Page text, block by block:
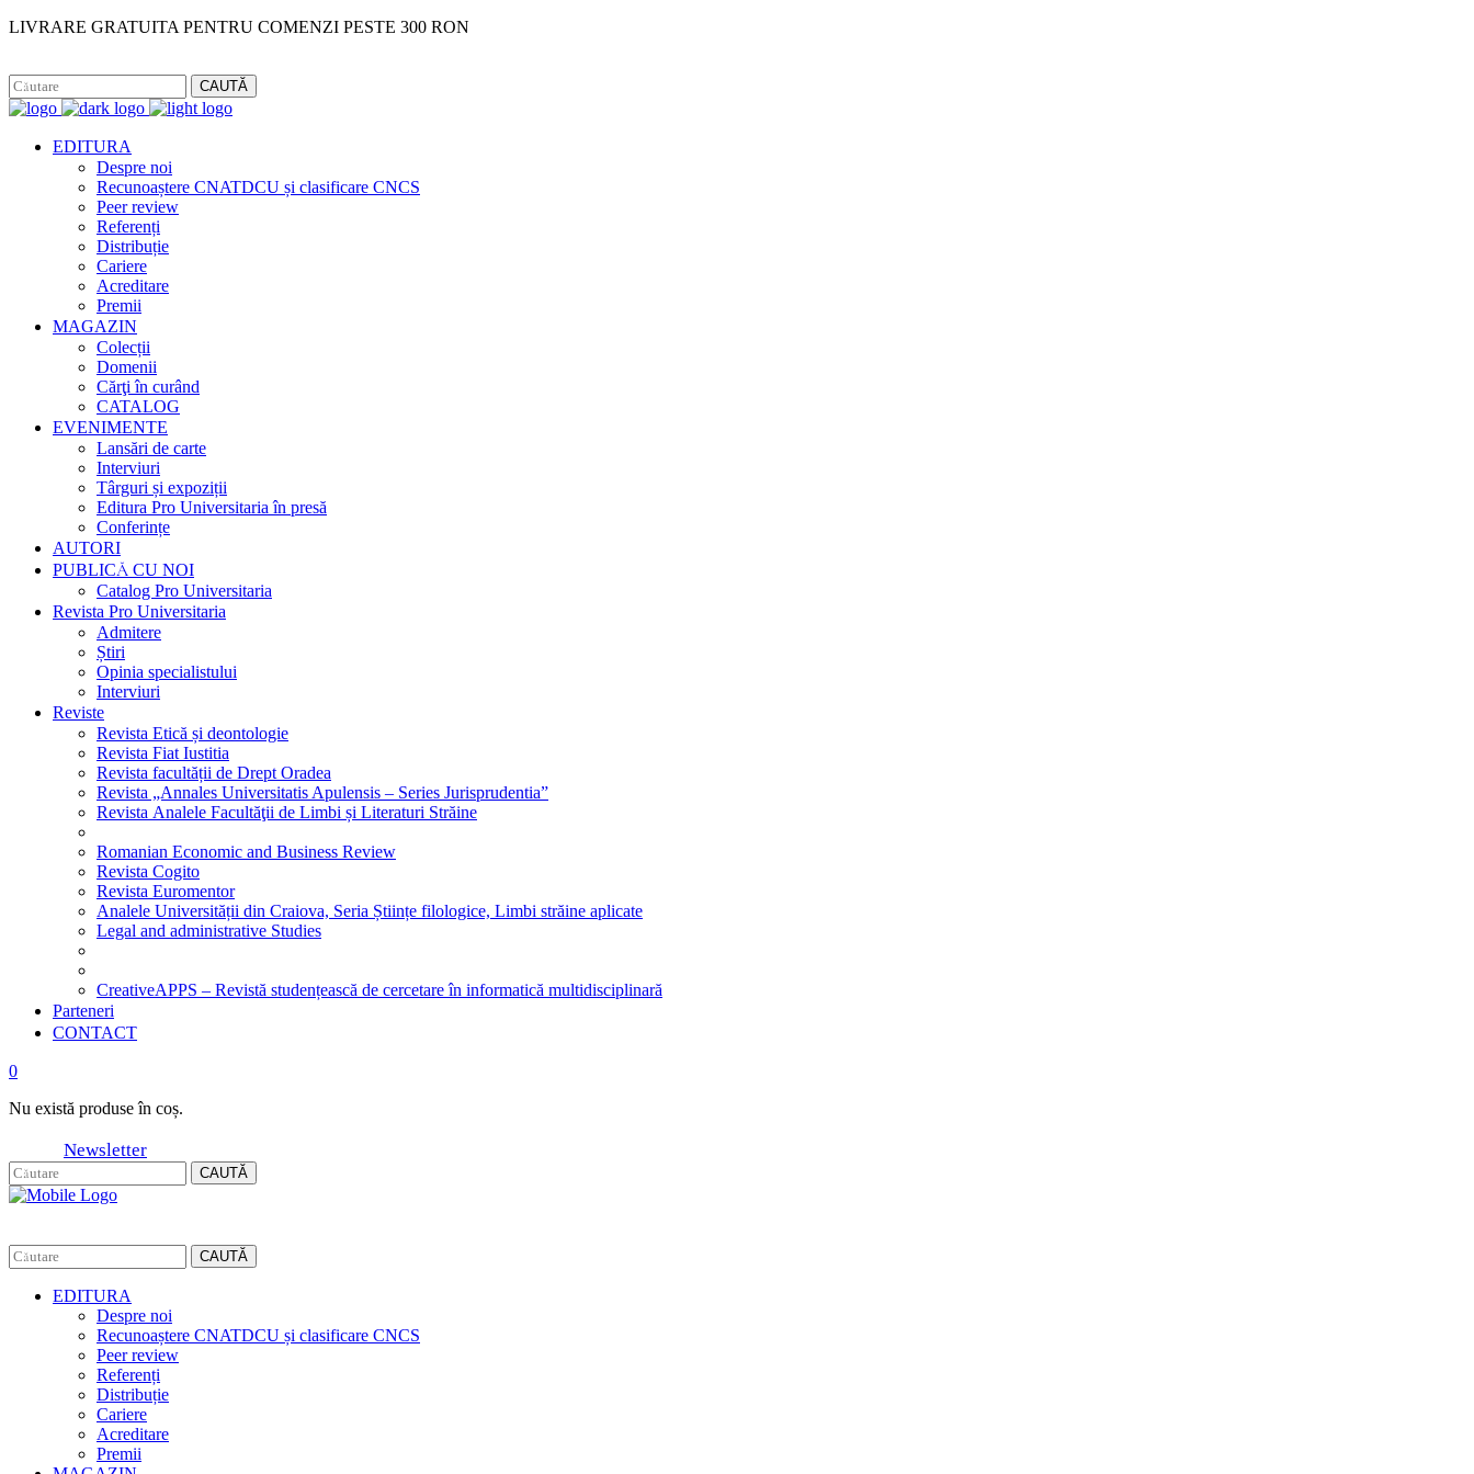
LIVRARE GRATUITA PENTRU COMENZI PESTE 300 RON
CAUTĂ
EDITURA
Despre noi
Recunoaștere CNATDCU și clasificare CNCS
Peer review
Referenți
Distribuție
Cariere
Acreditare
Premii
MAGAZIN
Colecții
Domenii
Cărţi în curând
CATALOG
EVENIMENTE
Lansări de carte
Interviuri
Târguri și expoziții
Editura Pro Universitaria în presă
Conferințe
AUTORI
PUBLICĂ CU NOI
Catalog Pro Universitaria
Revista Pro Universitaria
Admitere
Știri
Opinia specialistului
Interviuri
Reviste
Revista Etică și deontologie
Revista Fiat Iustitia
Revista facultății de Drept Oradea
Revista „Annales Universitatis Apulensis – Series Jurisprudentia”
Revista Analele Facultăţii de Limbi și Literaturi Străine
Romanian Economic and Business Review
Revista Cogito
Revista Euromentor
Analele Universității din Craiova, Seria Științe filologice, Limbi străine aplicate
Legal and administrative Studies
CreativeAPPS – Revistă studențească de cercetare în informatică multidisciplinară
Parteneri
CONTACT
0
Nu există produse în coș.
Newsletter
CAUTĂ
CAUTĂ
EDITURA
Despre noi
Recunoaștere CNATDCU și clasificare CNCS
Peer review
Referenți
Distribuție
Cariere
Acreditare
Premii